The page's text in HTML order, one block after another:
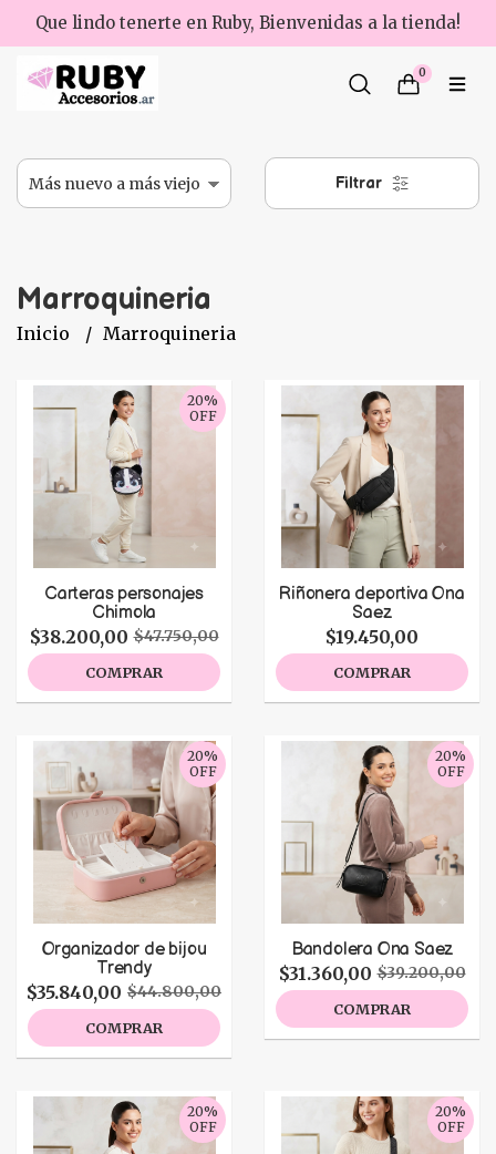
Que lindo tenerte en Ruby, Bienvenidas a la tienda!
0
Filtrar
Marroquineria
Inicio Marroquineria
20%
OFF
Carteras personajes
Chimola
$38.200,00 $47.750,00
COMPRAR
Riñonera deportiva Ona
Saez
$19.450,00
COMPRAR
20%
OFF
Organizador de bijou
Trendy
$35.840,00 $44.800,00
COMPRAR
20%
OFF
Bandolera Ona Saez
$31.360,00 $39.200,00
COMPRAR
20%
OFF
20%
OFF